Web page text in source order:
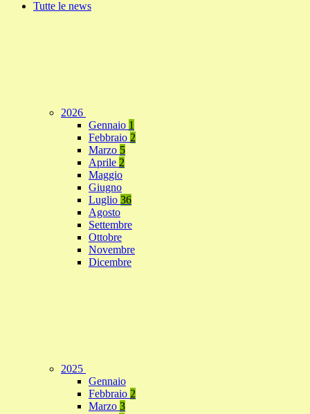
Tutte le news
2026
Gennaio 1
Febbraio 2
Marzo 5
Aprile 2
Maggio
Giugno
Luglio 36
Agosto
Settembre
Ottobre
Novembre
Dicembre
2025
Gennaio
Febbraio 2
Marzo 3